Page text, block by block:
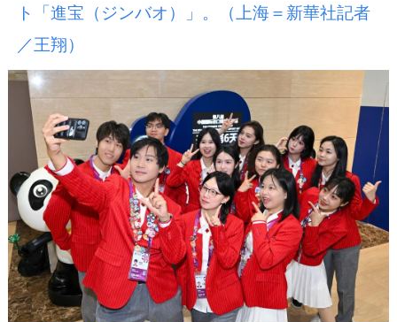
ト「進宝（ジンバオ）」。（上海＝新華社記者
／王翔）